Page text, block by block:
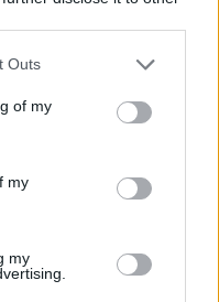
Outs
of my
my
my